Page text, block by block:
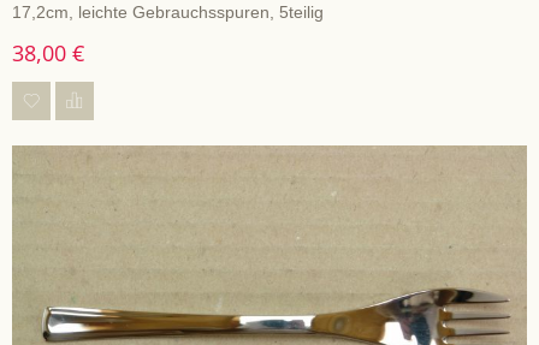
17,2cm, leichte Gebrauchsspuren, 5teilig
38,00 €